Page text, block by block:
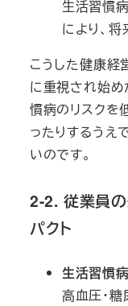
生活習慣
により、
こうした健康経
に重視され始
慣病のリスクを
ったりするうえ
いのです。
2-2. 従業員
パクト
生活習慣
高血圧・糖